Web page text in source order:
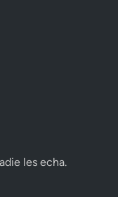
les echa.